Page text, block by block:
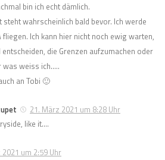
bin ich echt dämlich.
steht wahrscheinlich bald bevor. Ich werde
fliegen. Ich kann hier nicht noch ewig warten,
die Grenzen aufzumachen oder
was weiss ich…..
an Tobi 🙂
21. März 2021 um 8:28 Uhr
like it….
um 2:59 Uhr